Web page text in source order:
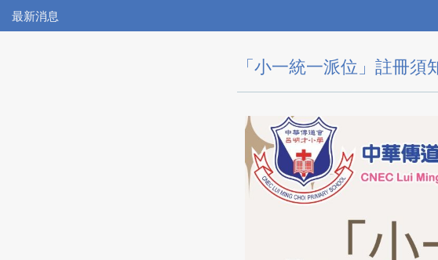
最新消息
「小一統一派位」註冊須